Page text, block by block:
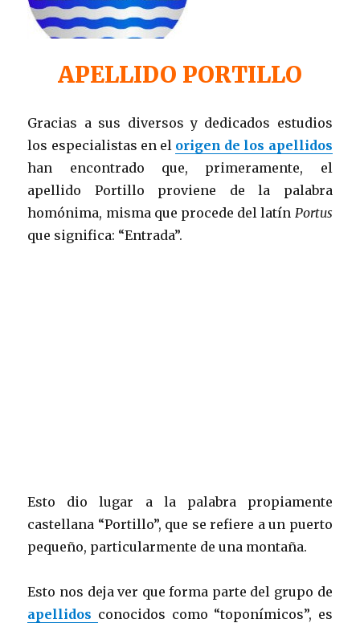
APELLIDO PORTILLO
Gracias a sus diversos y dedicados estudios
los especialistas en el origen de los apellidos
han encontrado que, primeramente, el
apellido Portillo proviene de la palabra
homónima, misma que procede del latín Portus
que significa: “Entrada”.
Esto dio lugar a la palabra propiamente
castellana “Portillo”, que se refiere a un puerto
pequeño, particularmente de una montaña.
Esto nos deja ver que forma parte del grupo de
apellidos conocidos como “toponímicos”, es